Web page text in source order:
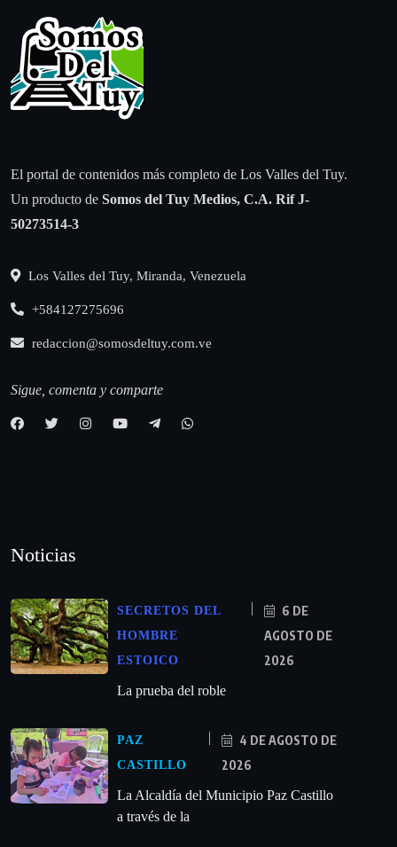
El portal de contenidos más completo de Los Valles del Tuy.
Un producto de Somos del Tuy Medios, C.A. Rif J-
50273514-3
Los Valles del Tuy, Miranda, Venezuela
+584127275696
redaccion@somosdeltuy.com.ve
Sigue, comenta y comparte
Noticias
SECRETOS DEL
HOMBRE
ESTOICO
6 DE
AGOSTO DE
2026
La prueba del roble
PAZ
CASTILLO
4 DE AGOSTO DE
2026
La Alcaldía del Municipio Paz Castillo
a través de la